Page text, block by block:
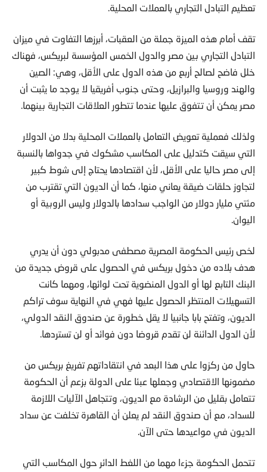
تعظيم التبادل التجاري بالعملات المحلية.
تقف أمام هذه الميزة جملة من العقبات، أبرزها التفاوت في ميزان
التبادل التجاري بين مصر والدول الخمس المؤسسة لبريكس، فهناك
خلل فاضح لصالح أربع من هذه الدول على الأقل، وهي: الصين
والهند وروسيا والبرازيل، وحتى جنوب أفريقيا لا يوجد ما يثبت أن
مصر يمكن أن تتفوق عليها عندما تتطور العلاقات التجارية بينهما.
ولذلك فعملية تعويض التعامل بالعملات المحلية بدلا من الدولار
التي سيقت كتدليل على المكاسب مشكوك في جدواها بالنسبة
إلى مصر حاليا على الأقل، لأن اقتصادها يحتاج إلى شوط كبير
لتجاوز حلقات ضيقة يعاني منها، كما أن الديون التي تقترب من
مئتي مليار دولار من الواجب سدادها بالدولار وليس الروبية أو
اليوان.
لخص رئيس الحكومة المصرية مصطفى مدبولي دون أن يدري
هدف بلاده من دخول بريكس في الحصول على قروض جديدة من
البنك التابع لها أو الدول المنضوية تحت لوائها، ومهما كانت
التسهيلات المنتظر الحصول عليها فهي في النهاية سوف تراكم
الديون، وتفتح بابا جانبيا لا يقل خطورة عن صندوق النقد الدولي،
لأن الدول الدائنة لن تقدم قروضا دون فوائد أو لن تستردها.
حاول من ركزوا على هذا البعد في انتقاداتهم تفريغ بريكس من
مضمونها الاقتصادي وجعلها عبئا على الدولة بزعم أن الحكومة
تتعامل بقليل من الرشادة مع الديون، وتتجاهل الآليات اللازمة
للسداد، مع أن صندوق النقد لم يعلن أن القاهرة تخلفت عن سداد
الديون في مواعيدها حتى الآن.
تتحمل الحكومة جزءا مهما من اللغط الدائر حول المكاسب التي